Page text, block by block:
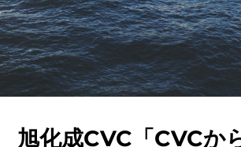
旭化成CVC「CVCか